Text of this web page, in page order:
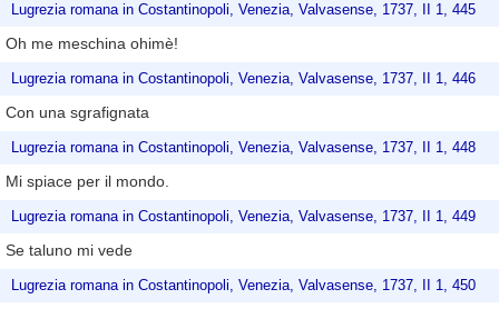
Lugrezia romana in Costantinopoli, Venezia, Valvasense, 1737, II 1, 445
Oh me meschina ohimè!
Lugrezia romana in Costantinopoli, Venezia, Valvasense, 1737, II 1, 446
Con una sgrafignata
Lugrezia romana in Costantinopoli, Venezia, Valvasense, 1737, II 1, 448
Mi spiace per il mondo.
Lugrezia romana in Costantinopoli, Venezia, Valvasense, 1737, II 1, 449
Se taluno mi vede
Lugrezia romana in Costantinopoli, Venezia, Valvasense, 1737, II 1, 450